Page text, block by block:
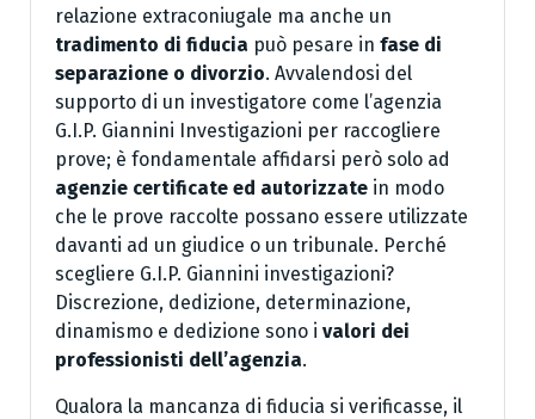
relazione extraconiugale ma anche un
tradimento di fiducia può pesare in fase di
separazione o divorzio. Avvalendosi del
supporto di un investigatore come l’agenzia
G.I.P. Giannini Investigazioni per raccogliere
prove; è fondamentale affidarsi però solo ad
agenzie certificate ed autorizzate in modo
che le prove raccolte possano essere utilizzate
davanti ad un giudice o un tribunale. Perché
scegliere G.I.P. Giannini investigazioni?
Discrezione, dedizione, determinazione,
dinamismo e dedizione sono i valori dei
professionisti dell’agenzia.
Qualora la mancanza di fiducia si verificasse, il